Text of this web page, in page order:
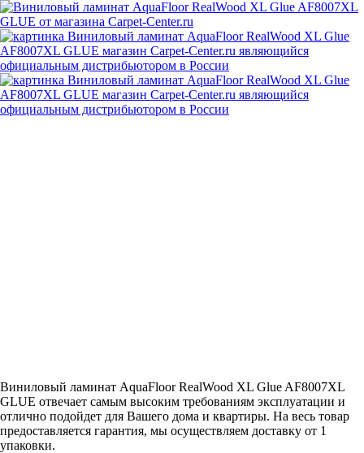
Виниловый ламинат AquaFloor RealWood XL Glue AF8007XL
GLUE отвечает самым высоким требованиям эксплуатации и
отлично подойдет для Вашего дома и квартиры. На весь товар
предоставляется гарантия, мы осуществляем доставку от 1
упаковки.